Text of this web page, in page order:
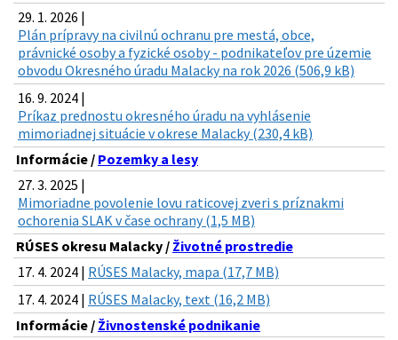
29. 1. 2026 |
Plán prípravy na civilnú ochranu pre mestá, obce,
právnické osoby a fyzické osoby - podnikateľov pre územie
obvodu Okresného úradu Malacky na rok 2026 (506,9 kB)
16. 9. 2024 |
Príkaz prednostu okresného úradu na vyhlásenie
mimoriadnej situácie v okrese Malacky (230,4 kB)
Informácie / Pozemky a lesy
27. 3. 2025 |
Mimoriadne povolenie lovu raticovej zveri s príznakmi
ochorenia SLAK v čase ochrany (1,5 MB)
RÚSES okresu Malacky / Životné prostredie
17. 4. 2024 | RÚSES Malacky, mapa (17,7 MB)
17. 4. 2024 | RÚSES Malacky, text (16,2 MB)
Informácie / Živnostenské podnikanie